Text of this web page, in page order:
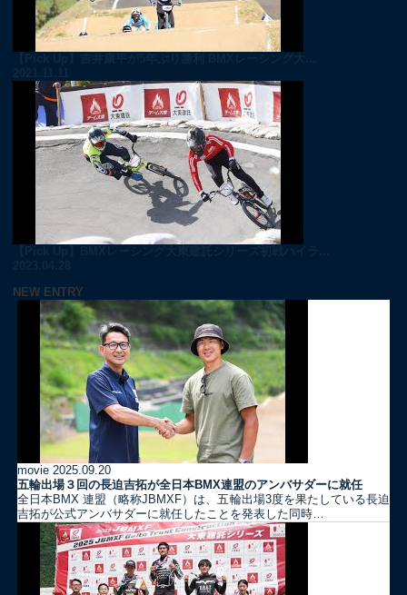
NEW ENTRY
movie 2025.09.20
五輪出場３回の長迫吉拓が全日本BMX連盟のアンバサダーに就任
全日本BMX 連盟（略称JBMXF）は、五輪出場3度を果たしている長迫
吉拓が公式アンバサダーに就任したことを発表した同時…